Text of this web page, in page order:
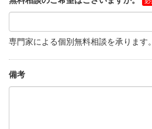
専門家による個別無料相談を承ります。
備考